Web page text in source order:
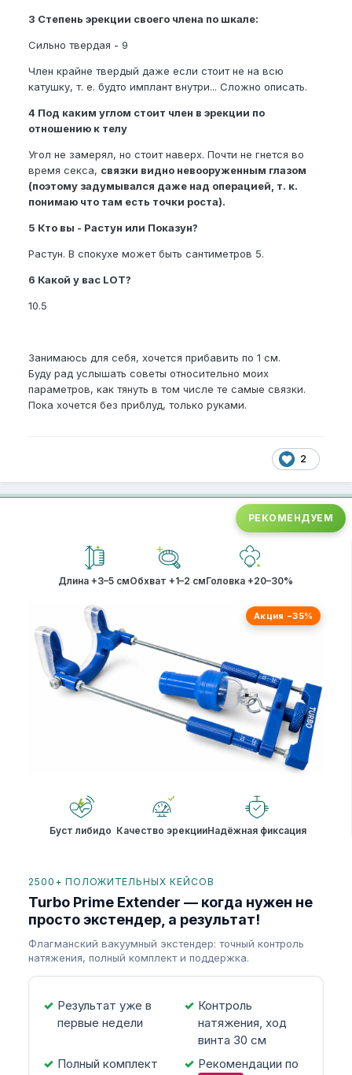
3 Степень эрекции своего члена по шкале:
Сильно твердая - 9
Член крайне твердый даже если стоит не на всю
катушку, т. е. будто имплант внутри... Сложно описать.
4 Под каким углом стоит член в эрекции по
отношению к телу
Угол не замерял, но стоит наверх. Почти не гнется во
время секса, связки видно невооруженным глазом
(поэтому задумывался даже над операцией, т. к.
понимаю что там есть точки роста).
5 Кто вы - Растун или Показун?
Растун. В спокухе может быть сантиметров 5.
6 Какой у вас LOT?
10.5
Занимаюсь для себя, хочется прибавить по 1 см.
Буду рад услышать советы относительно моих
параметров, как тянуть в том числе те самые связки.
Пока хочется без приблуд, только руками.
2
РЕКОМЕНДУЕМ
Длина +3–5 смОбхват +1–2 смГоловка +20–30%
Акция −35%
Буст либидо Качество эрекцииНадёжная фиксация
2500+ ПОЛОЖИТЕЛЬНЫХ КЕЙСОВ
Turbo Prime Extender — когда нужен не
просто экстендер, а результат!
Флагманский вакуумный экстендер: точный контроль
натяжения, полный комплект и поддержка.
Результат уже в
первые недели
Контроль
натяжения, ход
винта 30 см
Полный комплект
Рекомендации по